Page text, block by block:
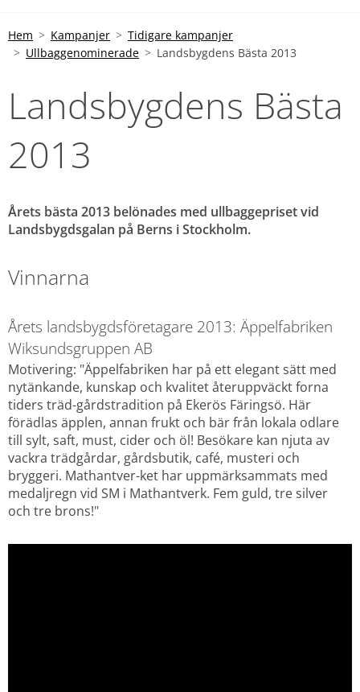
Hem Kampanjer
Tidigare kampanjer
Ullbaggenominerade
Landsbygdens Bästa 2013
Landsbygdens Bästa
2013
Årets bästa 2013 belönades med ullbaggepriset vid
Landsbygdsgalan på Berns i Stockholm.
Vinnarna
Årets landsbygdsföretagare 2013: Äppelfabriken
Wiksundsgruppen AB
Motivering: "Äppelfabriken har på ett elegant sätt med
nytänkande, kunskap och kvalitet återuppväckt forna
tiders träd-gårdstradition på Ekerös Färingsö. Här
förädlas äpplen, annan frukt och bär från lokala odlare
till sylt, saft, must, cider och öl! Besökare kan njuta av
vackra trädgårdar, gårdsbutik, café, musteri och
bryggeri. Mathantver-ket har uppmärksammats med
medaljregn vid SM i Mathantverk. Fem guld, tre silver
och tre brons!"